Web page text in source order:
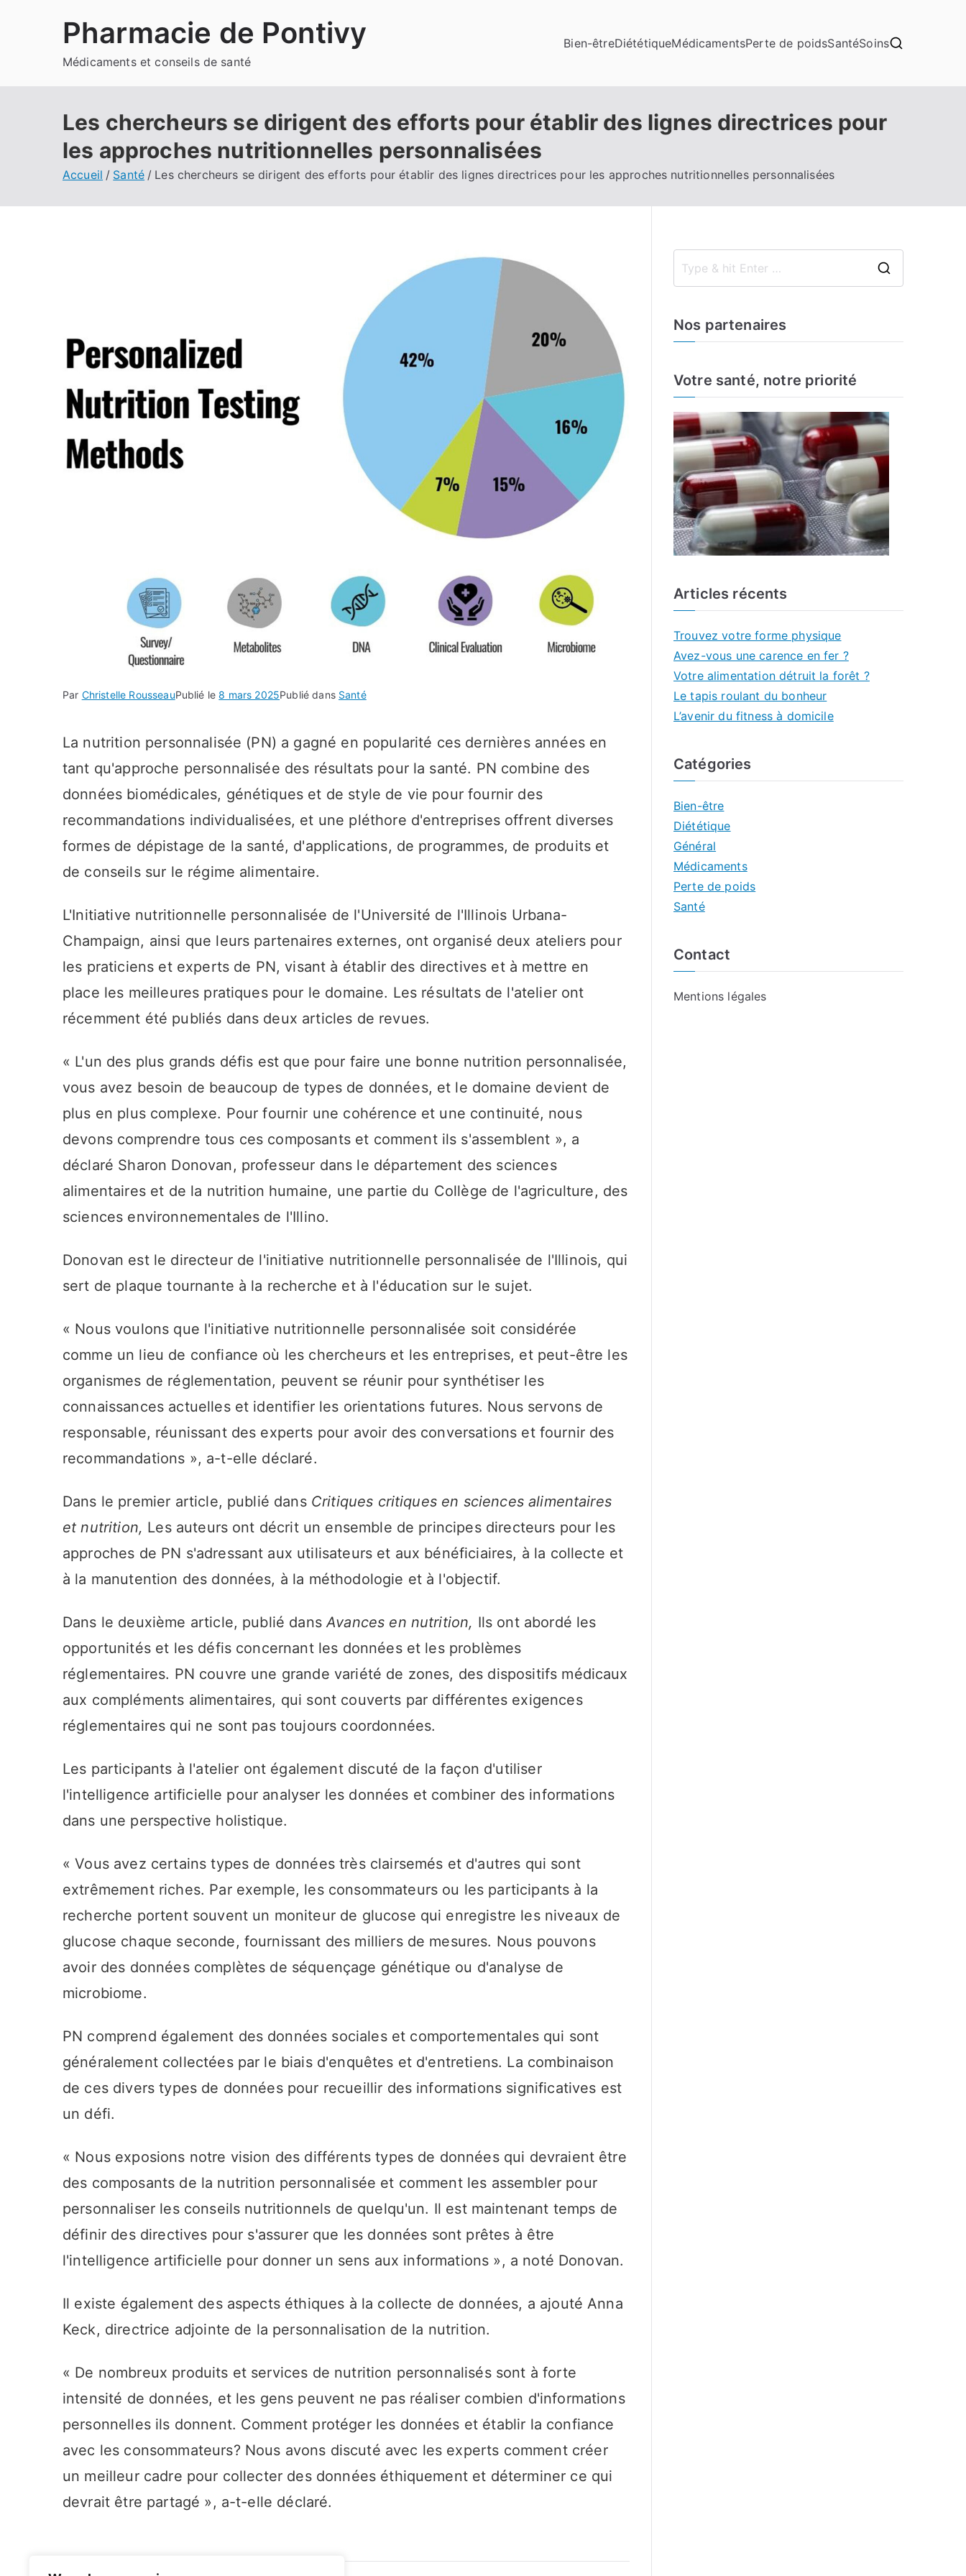
Pharmacie de Pontivy
Médicaments et conseils de santé
Bien-êtreDiététiqueMédicamentsPerte de poidsSantéSoins
Les chercheurs se dirigent des efforts pour établir des lignes directrices pour
les approches nutritionnelles personnalisées
Accueil Santé Les chercheurs se dirigent des efforts pour établir des lignes directrices pour les approches nutritionnelles personnalisées
Par Christelle RousseauPublié le8 mars 2025Publié dans Santé
La nutrition personnalisée (PN) a gagné en popularité ces dernières années en
tant qu'approche personnalisée des résultats pour la santé. PN combine des
données biomédicales, génétiques et de style de vie pour fournir des
recommandations individualisées, et une pléthore d'entreprises offrent diverses
formes de dépistage de la santé, d'applications, de programmes, de produits et
de conseils sur le régime alimentaire.
L'Initiative nutritionnelle personnalisée de l'Université de l'Illinois Urbana-
Champaign, ainsi que leurs partenaires externes, ont organisé deux ateliers pour
les praticiens et experts de PN, visant à établir des directives et à mettre en
place les meilleures pratiques pour le domaine. Les résultats de l'atelier ont
récemment été publiés dans deux articles de revues.
« L'un des plus grands défis est que pour faire une bonne nutrition personnalisée,
vous avez besoin de beaucoup de types de données, et le domaine devient de
plus en plus complexe. Pour fournir une cohérence et une continuité, nous
devons comprendre tous ces composants et comment ils s'assemblent », a
déclaré Sharon Donovan, professeur dans le département des sciences
alimentaires et de la nutrition humaine, une partie du Collège de l'agriculture, des
sciences environnementales de l'Illino.
Donovan est le directeur de l'initiative nutritionnelle personnalisée de l'Illinois, qui
sert de plaque tournante à la recherche et à l'éducation sur le sujet.
« Nous voulons que l'initiative nutritionnelle personnalisée soit considérée
comme un lieu de confiance où les chercheurs et les entreprises, et peut-être les
organismes de réglementation, peuvent se réunir pour synthétiser les
connaissances actuelles et identifier les orientations futures. Nous servons de
responsable, réunissant des experts pour avoir des conversations et fournir des
recommandations », a-t-elle déclaré.
Dans le premier article, publié dans Critiques critiques en sciences alimentaires
et nutrition, Les auteurs ont décrit un ensemble de principes directeurs pour les
approches de PN s'adressant aux utilisateurs et aux bénéficiaires, à la collecte et
à la manutention des données, à la méthodologie et à l'objectif.
Dans le deuxième article, publié dansAvances en nutrition, Ils ont abordé les
opportunités et les défis concernant les données et les problèmes
réglementaires. PN couvre une grande variété de zones, des dispositifs médicaux
aux compléments alimentaires, qui sont couverts par différentes exigences
réglementaires qui ne sont pas toujours coordonnées.
Les participants à l'atelier ont également discuté de la façon d'utiliser
l'intelligence artificielle pour analyser les données et combiner des informations
dans une perspective holistique.
« Vous avez certains types de données très clairsemés et d'autres qui sont
extrêmement riches. Par exemple, les consommateurs ou les participants à la
recherche portent souvent un moniteur de glucose qui enregistre les niveaux de
glucose chaque seconde, fournissant des milliers de mesures. Nous pouvons
avoir des données complètes de séquençage génétique ou d'analyse de
microbiome.
PN comprend également des données sociales et comportementales qui sont
généralement collectées par le biais d'enquêtes et d'entretiens. La combinaison
de ces divers types de données pour recueillir des informations significatives est
un défi.
« Nous exposions notre vision des différents types de données qui devraient être
des composants de la nutrition personnalisée et comment les assembler pour
personnaliser les conseils nutritionnels de quelqu'un. Il est maintenant temps de
définir des directives pour s'assurer que les données sont prêtes à être
l'intelligence artificielle pour donner un sens aux informations », a noté Donovan.
Il existe également des aspects éthiques à la collecte de données, a ajouté Anna
Keck, directrice adjointe de la personnalisation de la nutrition.
« De nombreux produits et services de nutrition personnalisés sont à forte
intensité de données, et les gens peuvent ne pas réaliser combien d'informations
personnelles ils donnent. Comment protéger les données et établir la confiance
avec les consommateurs? Nous avons discuté avec les experts comment créer
un meilleur cadre pour collecter des données éthiquement et déterminer ce qui
devrait être partagé », a-t-elle déclaré.
f
Nos partenaires
Votre santé, notre priorité
Articles récents
Trouvez votre forme physique
Avez-vous une carence en fer ?
Votre alimentation détruit la forêt ?
Le tapis roulant du bonheur
L’avenir du fitness à domicile
Catégories
Bien-être
Diététique
Général
Médicaments
Perte de poids
Santé
Contact
Mentions légales